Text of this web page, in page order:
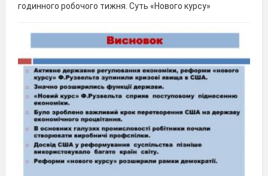
годинного робочого тижня. Суть «Нового курсу»